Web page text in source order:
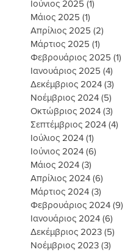
Ιούνιος 2025 (1)
Μάιος 2025 (1)
Απρίλιος 2025 (2)
Μάρτιος 2025 (1)
Φεβρουάριος 2025 (1)
Ιανουάριος 2025 (4)
Δεκέμβριος 2024 (3)
Νοέμβριος 2024 (5)
Οκτώβριος 2024 (3)
Σεπτέμβριος 2024 (4)
Ιούλιος 2024 (1)
Ιούνιος 2024 (6)
Μάιος 2024 (3)
Απρίλιος 2024 (6)
Μάρτιος 2024 (3)
Φεβρουάριος 2024 (9)
Ιανουάριος 2024 (6)
Δεκέμβριος 2023 (5)
Νοέμβριος 2023 (3)